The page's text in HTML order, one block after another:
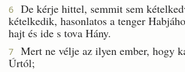
6
De kérje hittel, semmit sem
kételkedik, hasonlatos a tenger
hajt és ide s tova Hány.
7
Mert ne vélje az ilyen ember, hogy
Úrtól;